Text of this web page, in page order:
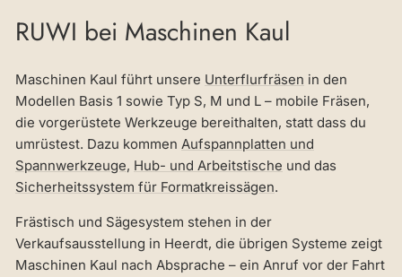
RUWI bei Maschinen Kaul
Maschinen Kaul führt unsere Unterflurfräsen in den
Modellen Basis 1 sowie Typ S, M und L – mobile Fräsen,
die vorgerüstete Werkzeuge bereithalten, statt dass du
umrüstest. Dazu kommen Aufspannplatten und
Spannwerkzeuge, Hub- und Arbeitstische und das
Sicherheitssystem für Formatkreissägen.
Frästisch und Sägesystem stehen in der
Verkaufsausstellung in Heerdt, die übrigen Systeme zeigt
Maschinen Kaul nach Absprache – ein Anruf vor der Fahrt